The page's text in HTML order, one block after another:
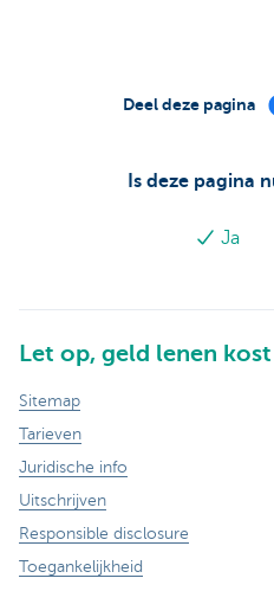
Is deze pagina
Ja
Deel deze pagina
Let op, geld lenen
Sitemap
Tarieven
Juridische info
Uitschrijven
Responsible disclosure
Toegankelijkheid